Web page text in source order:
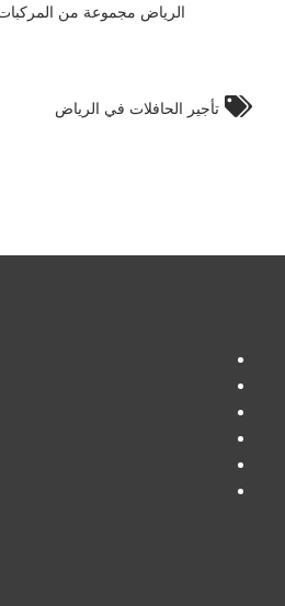
الرياض مجموعة من
تأجير الحافلات في الرياض